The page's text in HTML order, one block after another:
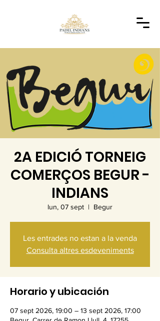
2A EDICIÓ TORNEIG
COMERÇOS BEGUR -
INDIANS
lun, 07 sept
  |
Begur
Les entrades no estan a la venda
Consulta altres esdeveniments
Horario y ubicación
07 sept 2026, 19:00 – 13 sept 2026, 17:00